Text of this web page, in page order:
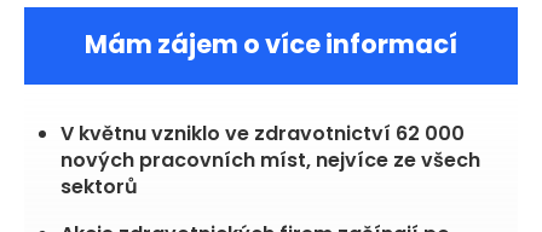
Mám zájem o více informací
V květnu vzniklo ve zdravotnictví 62 000
nových pracovních míst, nejvíce ze všech
sektorů